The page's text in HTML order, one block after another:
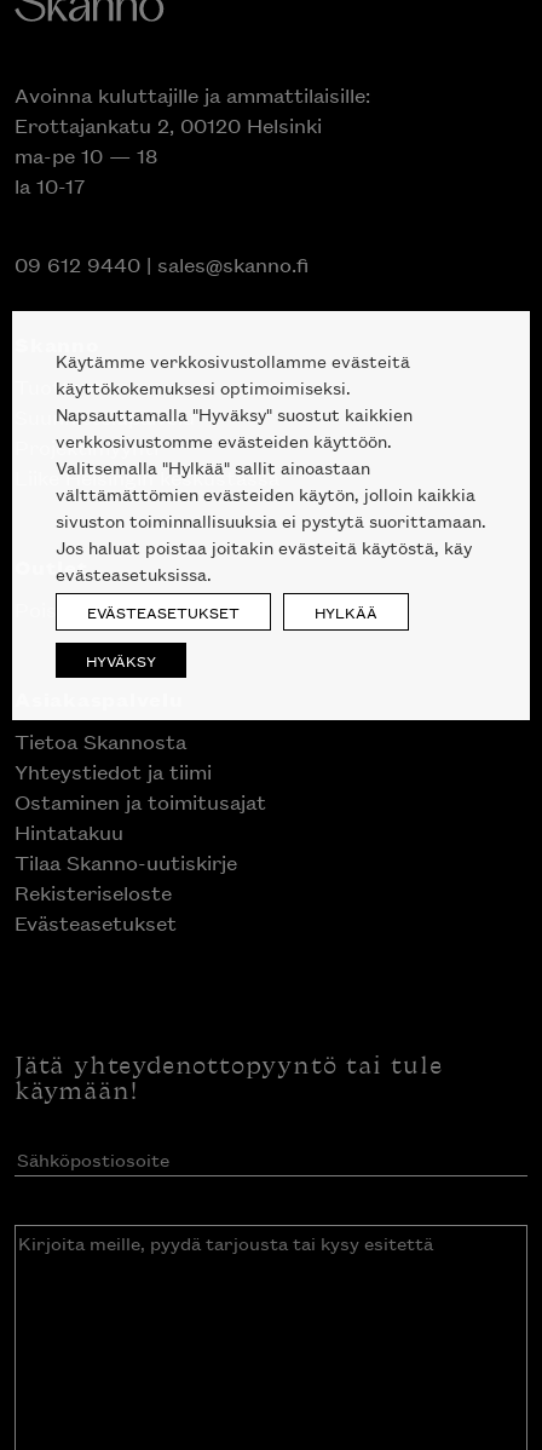
Avoinna kuluttajille ja ammattilaisille:
Erottajankatu 2, 00120 Helsinki
ma-pe 10 — 18
la 10-17
09 612 9440 | sales@skanno.fi
Tuotteet
Suunnittelupalvelu
Projektimyynti
Liike Helsingin keskustassa
Outlet
Poistuvat mallikappaleet
Tietoa Skannosta
Yhteystiedot ja tiimi
Ostaminen ja toimitusajat
Hintatakuu
Tilaa Skanno-uutiskirje
Rekisteriseloste
Evästeasetukset
Jätä yhteydenottopyyntö tai tule
käymään!
Sähköpostiosoite(Pakollinen)
Kirjoita
Käytämme verkkosivustollamme evästeitä
käyttökokemuksesi optimoimiseksi.
Napsauttamalla "Hyväksy" suostut kaikkien
verkkosivustomme evästeiden käyttöön.
Valitsemalla "Hylkää" sallit ainoastaan
välttämättömien evästeiden käytön, jolloin kaikkia
sivuston toiminnallisuuksia ei pystytä suorittamaan.
Jos haluat poistaa joitakin evästeitä käytöstä, käy
evästeasetuksissa.
EVÄSTEASETUKSET HYLKÄÄ
HYVÄKSY